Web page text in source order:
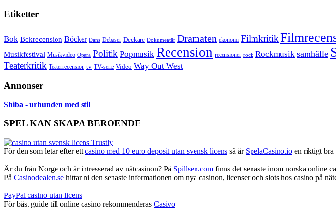
Etiketter
Bok Bokrecension Böcker Dans Debaser Deckare Dokumentär Dramaten ekonomi Filmkritik
Musikfestival Musikvideo Opera Politik Popmusik Recension recensioner rock Rockmusik samhälle
Teaterkritik Teaterrecension tv TV-serie Video Way Out West
Annonser
Shiba - urhunden med stil
SPEL KAN SKAPA BEROENDE
För den som letar efter ett casino med 10 euro deposit utan svensk licens så är SpelaCasino.io en riktigt bra
Är du från Norge och är intresserad av nätcasinon? På Spillsen.com finns det senaste inom norska online
På Casinodealen.se hittar ni den senaste informationen om nya casinon, licenser och slots hos casino på
PayPal casino utan licens
För bäst guide till online casino rekommenderas Casivo